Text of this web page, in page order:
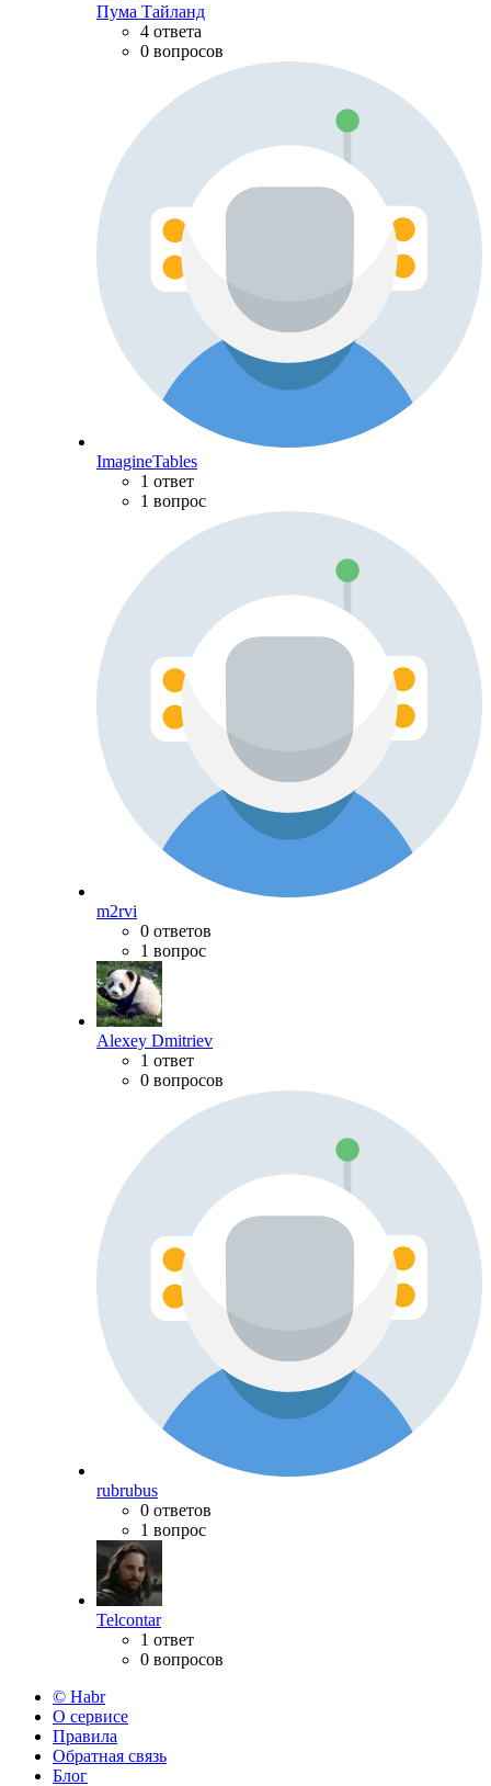
Пума Тайланд
4 ответа
0 вопросов
ImagineTables
1 ответ
1 вопрос
m2rvi
0 ответов
1 вопрос
Alexey Dmitriev
1 ответ
0 вопросов
rubrubus
0 ответов
1 вопрос
Telcontar
1 ответ
0 вопросов
© Habr
О сервисе
Правила
Обратная связь
Блог